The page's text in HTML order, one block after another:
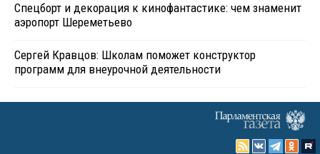
Спецборт и декорация к кинофантастике: чем знаменит
аэропорт Шереметьево
Сергей Кравцов: Школам поможет конструктор
программ для внеурочной деятельности